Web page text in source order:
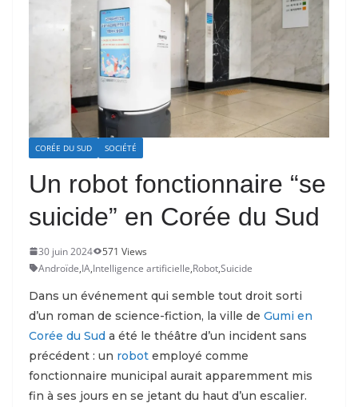
CORÉE DU SUD SOCIÉTÉ
Un robot fonctionnaire “se
suicide” en Corée du Sud
30 juin 2024
571 Views
Androïde,IA,Intelligence artificielle,Robot,Suicide
Dans un événement qui semble tout droit sorti
d’un roman de science-fiction, la ville de Gumi en
Corée du Sud a été le théâtre d’un incident sans
précédent : un robot employé comme
fonctionnaire municipal aurait apparemment mis
fin à ses jours en se jetant du haut d’un escalier.